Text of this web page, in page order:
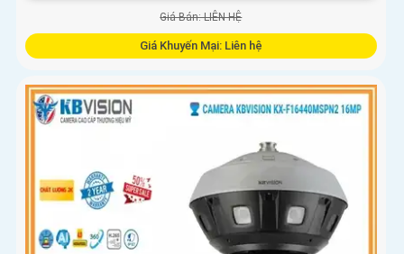
Giá Bán: LIÊN HỆ
Giá Khuyến Mại: Liên hệ
Camera giám sát KX-E1224FN2-AB sử dụng công nghệ
Starlight tiên tiến, có khả năng giám sát tốt trong môi
trường thiếu ánh sáng. Với độ phân giải HD IP, sản phẩm này